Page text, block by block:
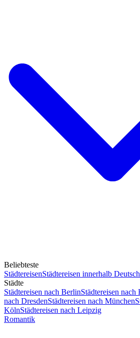
Beliebteste
StädtereisenStädtereisen innerhalb
Städte
Städtereisen nach BerlinStädtereisen nach
nach DresdenStädtereisen nach München
KölnStädtereisen nach Leipzig
Romantik